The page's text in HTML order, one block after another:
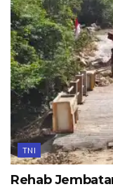
TNI
Rehab